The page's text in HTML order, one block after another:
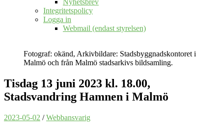
Nyhetsbrev
Integritetspolicy
Logga in
Webmail (endast styrelsen)
Fotograf: okänd, Arkivbildare: Stadsbyggnadskontoret i
Malmö och från Malmö stadsarkivs bildsamling.
Tisdag 13 juni 2023 kl. 18.00,
Stadsvandring Hamnen i Malmö
2023-05-02 /Webbansvarig